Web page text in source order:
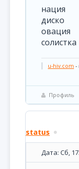
нация
диско
овация
солистка
u-hiv.com -
Профиль
status
Дата: Сб,